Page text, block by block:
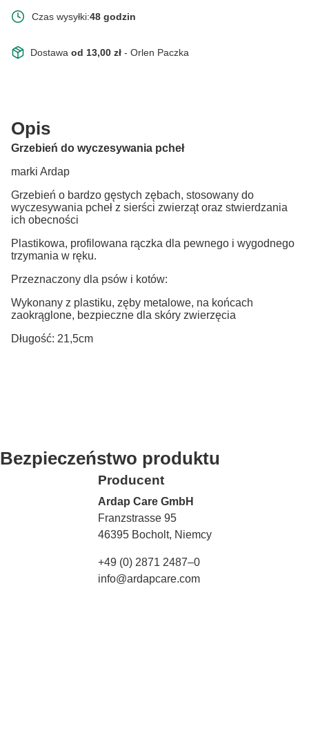
Czas wysyłki:48 godzin
Dostawa od 13,00 zł - Orlen Paczka
Opis
Grzebień do wyczesywania pcheł
marki Ardap
Grzebień o bardzo gęstych zębach, stosowany do
wyczesywania pcheł z sierści zwierząt oraz stwierdzania
ich obecności
Plastikowa, profilowana rączka dla pewnego i wygodnego
trzymania w ręku.
Przeznaczony dla psów i kotów:
Wykonany z plastiku, zęby metalowe, na końcach
zaokrąglone, bezpieczne dla skóry zwierzęcia
Długość: 21,5cm
Bezpieczeństwo produktu
Producent
Ardap Care GmbH
Franzstrasse 95
46395 Bocholt, Niemcy
+49 (0) 2871 2487–0
info@ardapcare.com